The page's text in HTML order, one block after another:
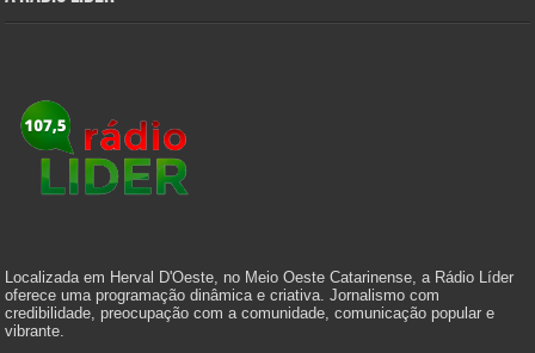
Localizada em Herval D'Oeste, no Meio Oeste Catarinense, a Rádio Líder
oferece uma programação dinâmica e criativa. Jornalismo com
credibilidade, preocupação com a comunidade, comunicação popular e
vibrante.